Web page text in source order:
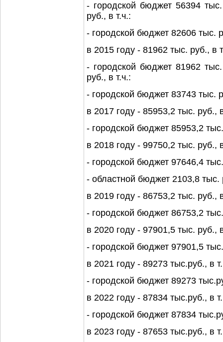
- городской бюджет 56394
руб., в т.ч.:
- городской бюджет 82606 тыс.
в 2015 году - 81962 тыс. руб., в
- городской бюджет 81962
руб., в т.ч.:
- городской бюджет 83743 тыс.
в 2017 году - 85953,2 тыс. руб.,
- городской бюджет 85953,2
в 2018 году - 99750,2 тыс. руб.,
- городской бюджет 97646,4
- областной бюджет 2103,8 тыс.
в 2019 году - 86753,2 тыс. руб.,
- городской бюджет 86753,2
в 2020 году - 97901,5 тыс. руб.,
- городской бюджет 97901,5
в 2021 году - 89273 тыс.руб., в
- городской бюджет 89273
в 2022 году - 87834 тыс.руб., в
- городской бюджет 87834
в 2023 году - 87653 тыс.руб., в